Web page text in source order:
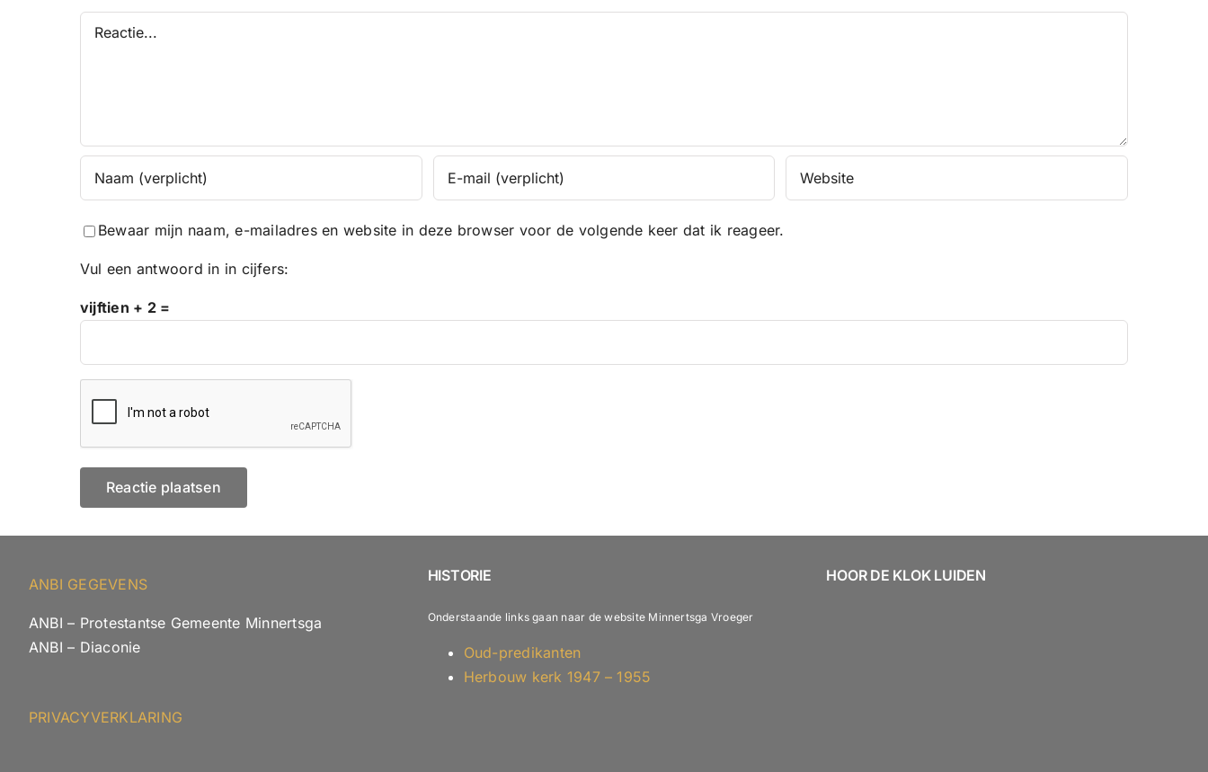
Bewaar mijn naam, e-mailadres en website in deze browser voor de volgende keer dat ik reageer.
Vul een antwoord in in cijfers:
vijftien + 2 =
ANBI GEGEVENS
ANBI – Protestantse Gemeente Minnertsga
ANBI – Diaconie
PRIVACYVERKLARING
HISTORIE
Onderstaande links gaan naar de website Minnertsga Vroeger
Oud-predikanten
Herbouw kerk 1947 – 1955
HOOR DE KLOK LUIDEN